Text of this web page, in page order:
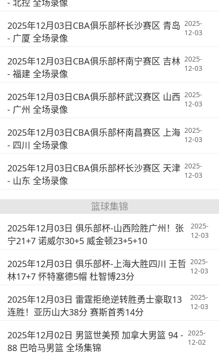
- 北控 全场录像
2025年12月03日CBA俱乐部杯长沙赛区 青岛
- 广厦 全场录像
2025-
12-03
2025年12月03日CBA俱乐部杯南宁赛区 吉林
- 福建 全场录像
2025-
12-03
2025年12月03日CBA俱乐部杯武汉赛区 山西
- 广州 全场录像
2025-
12-03
2025年12月03日CBA俱乐部杯南昌赛区 上海
- 四川 全场录像
2025-
12-03
2025年12月03日CBA俱乐部杯长沙赛区 天津
- 山东 全场录像
2025-
12-03
篮球集锦
2025年12月03日 俱乐部杯-山西险胜广州！张
宁21+7 诺威尔30+5 威金顿23+5+10
2025-
12-03
2025年12月03日 俱乐部杯-上海大胜四川 王哲
林17+7 怀特塞德5帽 杜智博23分
2025-
12-03
2025年12月03日 雷霆拒绝逆转胜勇士豪取13
连胜！亚历山大38分 赛斯首秀14分
2025-
12-03
2025年12月02日 男篮世美预 加拿大男篮 94 -
88 巴哈马男篮 全场集锦
2025-
12-02